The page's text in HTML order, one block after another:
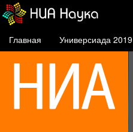
Главная Универсиада 2019